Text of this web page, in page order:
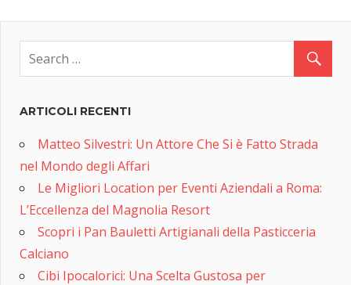
ARTICOLI RECENTI
Matteo Silvestri: Un Attore Che Si è Fatto Strada
nel Mondo degli Affari
Le Migliori Location per Eventi Aziendali a Roma:
L’Eccellenza del Magnolia Resort
Scopri i Pan Bauletti Artigianali della Pasticceria
Calciano
Cibi Ipocalorici: Una Scelta Gustosa per